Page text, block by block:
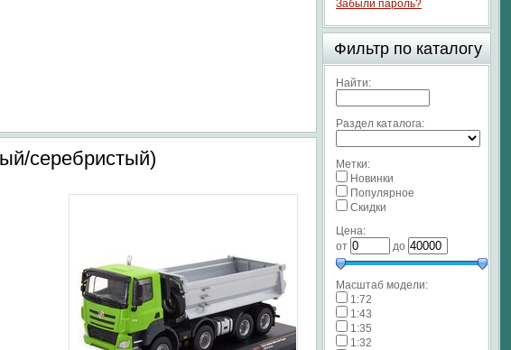
серебристый)
Забыли пароль?
Фильтр по каталогу
Найти:
Раздел каталога:
Метки:
Новинки
Популярное
Скидки
Цена:
от
до
Масштаб модели:
1:72
1:43
1:35
1:32